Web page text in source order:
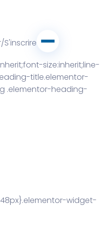
size:inherit;line-
title.elementor-
.elementor-heading-
widget-